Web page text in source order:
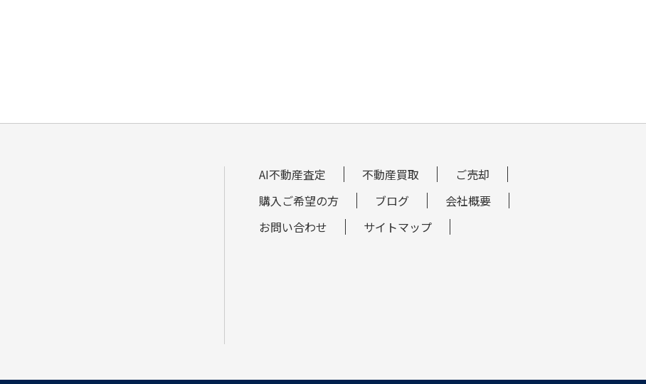
AI不動産査定 不動産買取
ご売却
購入ご希望の方
ブログ
会社概要
お問い合わせ
サイトマップ